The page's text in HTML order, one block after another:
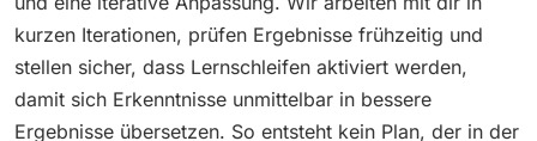
kurzen Iterationen, prüfen Ergebnisse frühzeitig und
stellen sicher, dass Lernschleifen aktiviert werden,
damit sich Erkenntnisse unmittelbar in bessere
Ergebnisse übersetzen. So entsteht kein Plan, der in der